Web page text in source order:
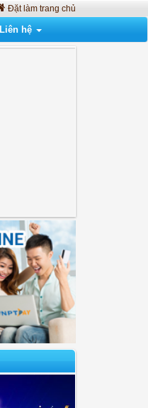
Đặt làm trang chủ
Liên hệ